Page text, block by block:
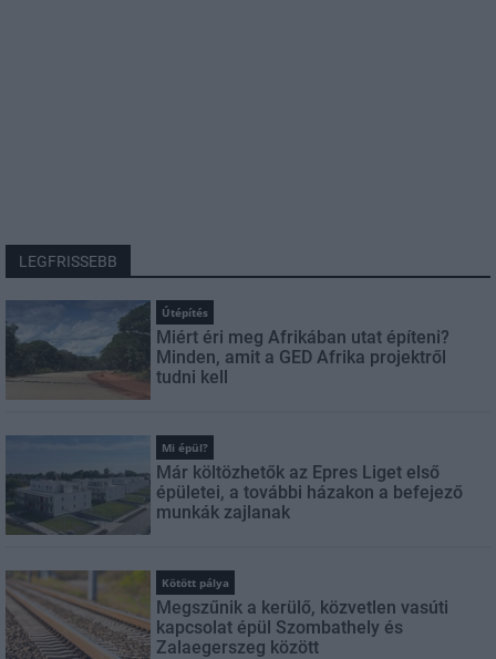
LEGFRISSEBB
Útépítés
Miért éri meg Afrikában utat építeni?
Minden, amit a GED Afrika projektről
tudni kell
Mi épül?
Már költözhetők az Epres Liget első
épületei, a további házakon a befejező
munkák zajlanak
Kötött pálya
Megszűnik a kerülő, közvetlen vasúti
kapcsolat épül Szombathely és
Zalaegerszeg között